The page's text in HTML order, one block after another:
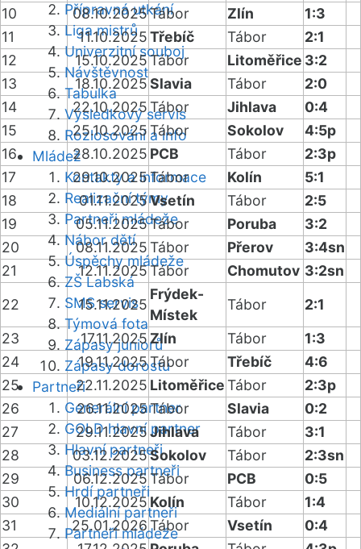
Přípravná utkání
Liga mistrů
Univerzitní souboj
Návštěvnost
Tabulka
Výsledkový servis
Rozlosování a info
Mládež
Kontakty a informace
Realizační týmy
Partneři mládeže
Nábor dětí
Úspěchy mládeže
ZŠ Labská
SMS servis
Týmová fota
Zápasy juniorů
Zápasy dorostu
Partneři
Generální partner
GOLD hlavní partner
Hlavní partneři
Business partneři
Hrdí partneři
Mediální partneři
Partneři mládeže
10
08.10.2025Tábor Zlín
1:3
11
11.10.2025Třebíč Tábor
2:1
12
15.10.2025Tábor Litoměřice 3:2
13
18.10.2025Slavia Tábor
2:0
14
22.10.2025Tábor Jihlava
0:4
15
25.10.2025Tábor Sokolov
4:5p
16
28.10.2025 PCB Tábor
2:3p
17
29.10.2025Tábor Kolín
5:1
18
01.11.2025Vsetín Tábor
2:5
19
05.11.2025Tábor Poruba
3:2
20
08.11.2025Tábor Přerov
3:4sn
21
12.11.2025Tábor Chomutov 3:2sn
22
15.11.2025
Frýdek-
Místek
Tábor
2:1
23
17.11.2025Zlín Tábor
1:3
24
19.11.2025Tábor Třebíč
4:6
25
22.11.2025 LitoměřiceTábor
2:3p
26
26.11.2025Tábor Slavia
0:2
27
29.11.2025Jihlava Tábor
3:1
28
03.12.2025Sokolov Tábor
2:3sn
29
06.12.2025Tábor PCB
0:5
30
10.12.2025 Kolín Tábor
1:4
31
25.01.2026Tábor Vsetín
0:4